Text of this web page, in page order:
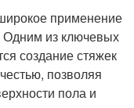
применение
Одним из ключевых
создание стяжек
позволяя
пола и